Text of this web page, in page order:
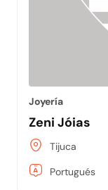
Joyería
Zeni Jóias
Tijuca
Portugués